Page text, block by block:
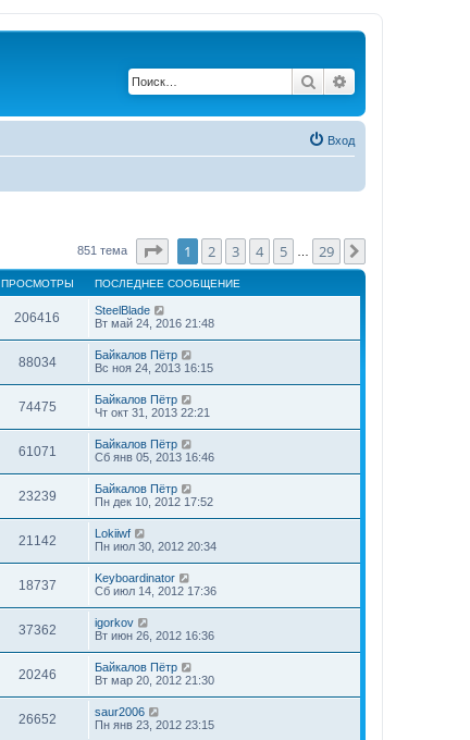
Поиск
Вход
851 тема Страница 1 из29
1 2 3 4 5 29
ПРОСМОТРЫ ПОСЛЕДНЕЕ СООБЩЕНИЕ
206416
SteelBlade
Вт май 24, 2016 21:48
88034
Байкалов Пётр
Вс ноя 24, 2013 16:15
74475
Байкалов Пётр
Чт окт 31, 2013 22:21
61071
Байкалов Пётр
Сб янв 05, 2013 16:46
23239
Байкалов Пётр
Пн дек 10, 2012 17:52
21142
Lokiiwf
Пн июл 30, 2012 20:34
18737
Keyboardinator
Сб июл 14, 2012 17:36
37362
igorkov
Вт июн 26, 2012 16:36
20246
Байкалов Пётр
Вт мар 20, 2012 21:30
26652
saur2006
Пн янв 23, 2012 23:15